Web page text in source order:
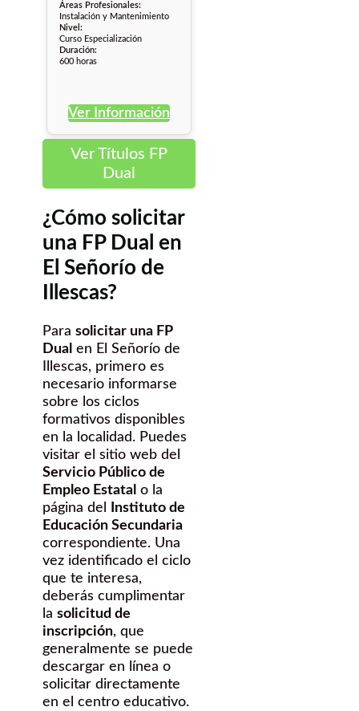
Áreas Profesionales:
Instalación y Mantenimiento
Nivel:
Curso Especialización
Duración:
600 horas
Ver Información
Ver Títulos FP
Dual
¿Cómo solicitar
una FP Dual en
El Señorío de
Illescas?
Para solicitar una FP
Dual en El Señorío de
Illescas, primero es
necesario informarse
sobre los ciclos
formativos disponibles
en la localidad. Puedes
visitar el sitio web del
Servicio Público de
Empleo Estatal o la
página del
Instituto de
Educación Secundaria
correspondiente. Una
vez identificado el ciclo
que te interesa,
deberás cumplimentar
la solicitud de
inscripción, que
generalmente se puede
descargar en línea o
solicitar directamente
en el centro educativo.